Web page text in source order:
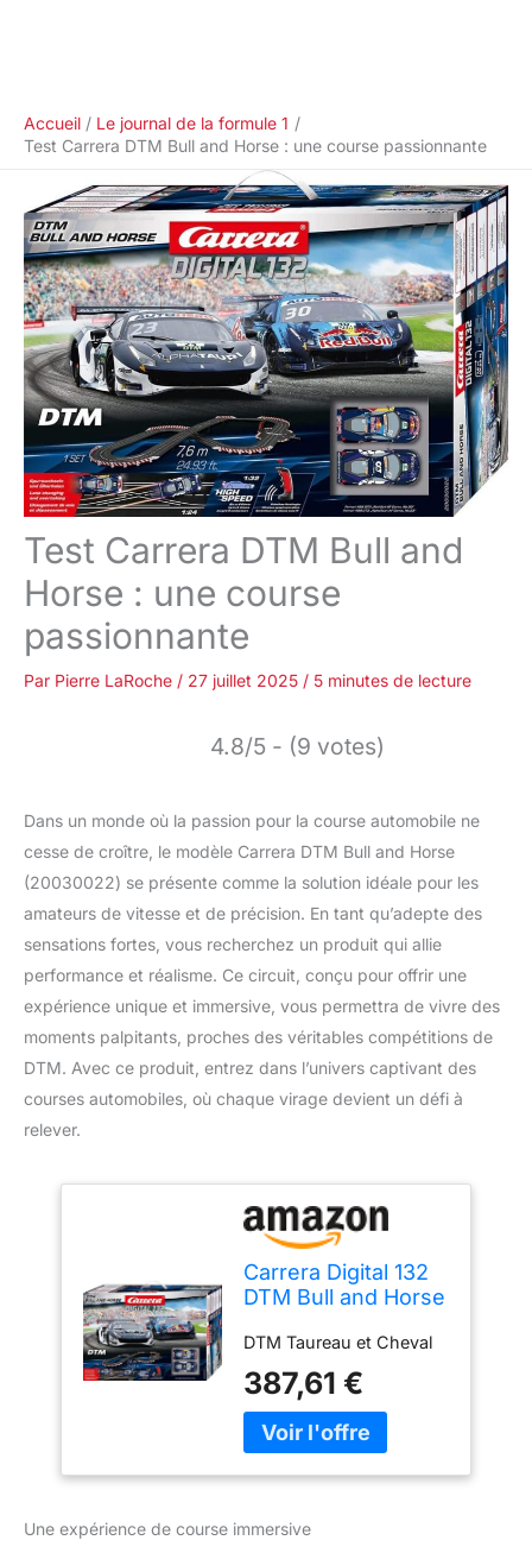
Accueil
Le journal de la formule 1
Test Carrera DTM Bull and Horse : une course passionnante
Test Carrera DTM Bull and
Horse : une course
passionnante
Par Pierre LaRoche / 27 juillet 2025 / 5 minutes de lecture
4.8/5 - (9 votes)
Dans un monde où la passion pour la course automobile ne
cesse de croître, le modèle Carrera DTM Bull and Horse
(20030022) se présente comme la solution idéale pour les
amateurs de vitesse et de précision. En tant qu’adepte des
sensations fortes, vous recherchez un produit qui allie
performance et réalisme. Ce circuit, conçu pour offrir une
expérience unique et immersive, vous permettra de vivre des
moments palpitants, proches des véritables compétitions de
DTM. Avec ce produit, entrez dans l’univers captivant des
courses automobiles, où chaque virage devient un défi à
relever.
Carrera Digital 132
DTM Bull and Horse
DTM Taureau et Cheval
387,61 €
Une expérience de course immersive